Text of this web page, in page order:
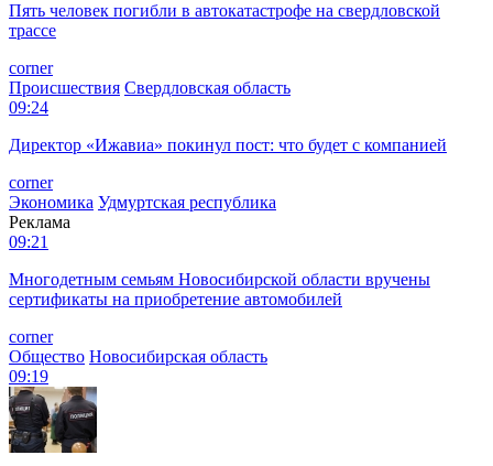
Пять человек погибли в автокатастрофе на свердловской
трассе
corner
Происшествия Свердловская область
09:24
Директор «Ижавиа» покинул пост: что будет с компанией
corner
Экономика Удмуртская республика
Реклама
09:21
Многодетным семьям Новосибирской области вручены
сертификаты на приобретение автомобилей
corner
Общество Новосибирская область
09:19